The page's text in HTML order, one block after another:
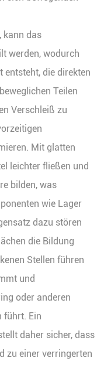
kann das
werden, wodurch
entsteht, die direkten
Teilen
Verschleiß zu
Mit glatten
leichter fließen und
bilden, was
wie Lager
dazu stören
die Bildung
Stellen führen
und
oder anderen
führt. Ein
daher sicher, dass
zu einer verringerten